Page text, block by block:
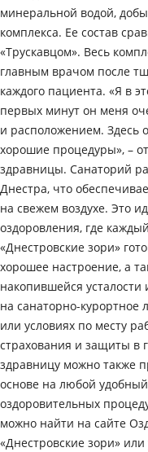
минеральной водой,
комплекса. Ее состав
«Трускавцом». Весь
главным врачом после
каждого пациента. «Я в
первых минут он меня
и расположением. Здесь
хорошие процедуры», –
здравницы. Санаторий
Днестра, что
на свежем воздухе. Это
оздоровления, где
«Днестровские зори»
хорошее настроение, а
накопившейся усталости
на санаторно-курортное
или условиях по месту
страхования и защиты в
здравницу можно также
основе на любой
оздоровительных
можно найти на сайте
«Днестровские зори»